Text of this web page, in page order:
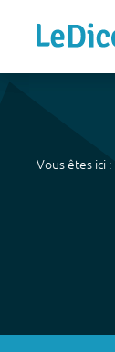
Vous êtes ici :